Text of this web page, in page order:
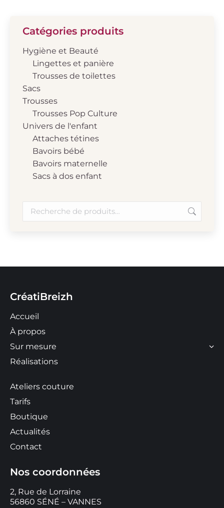
Catégories produits
Hygiène et Beauté
Lingettes et panière
Trousses de toilettes
Sacs
Trousses
Trousses Pop Culture
Univers de l'enfant
Attaches tétines
Bavoirs bébé
Bavoirs maternelle
Sacs à dos enfant
CréatiBreizh
Accueil
À propos
Sur mesure
Réalisations
Ateliers couture
Tarifs
Boutique
Actualités
Contact
Nos coordonnées
2, Rue de Lorraine
56860 SÉNÉ – VANNES